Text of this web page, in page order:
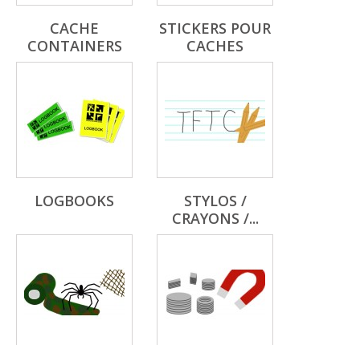
CACHE
CONTAINERS
STICKERS POUR
CACHES
LOGBOOKS
STYLOS /
CRAYONS /...